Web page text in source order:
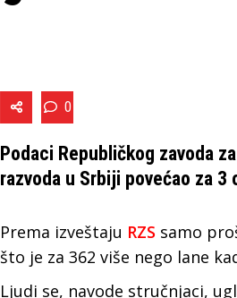
0
Podaci Republičkog zavoda
razvoda u Srbiji povećao za 3
Prema izveštaju RZS samo
što je za 362 više nego lane
Ljudi se, navode stručnjaci,